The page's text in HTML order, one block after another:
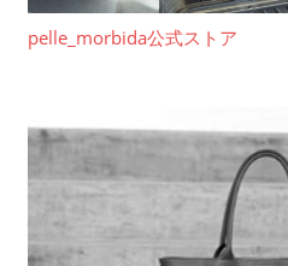
pelle_morbida公式ストア